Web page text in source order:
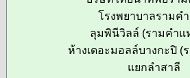
โรงพยาบาลรามค
ลุมพินีวิลล์ (รามคำแ
ห้างเดอะมอลล์บางกะปิ (
แยกลำสาลี